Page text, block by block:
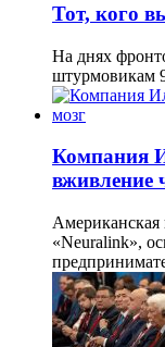
Тот, кого
На днях
штурмовикам
Компания
вживление
Американская
«Neuralink»,